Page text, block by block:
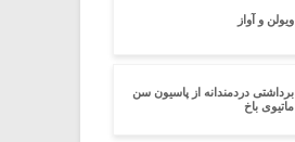
ویولن و آواز
برداشتی دردمندانه از پاسیون سن
ماتیوی باخ